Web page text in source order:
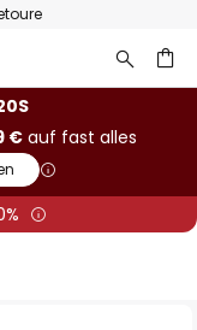
€auf fast alles